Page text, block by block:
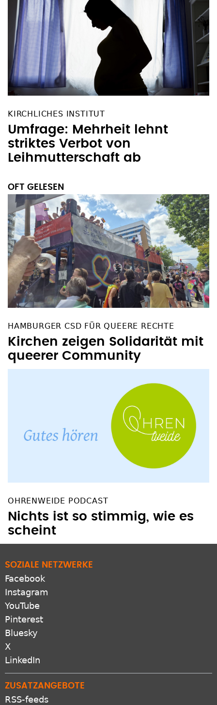
Umfrage: Mehrheit lehnt
striktes Verbot von
Leihmutterschaft ab
Kirchen zeigen Solidarität mit
queerer Community
Nichts ist so stimmig, wie es
scheint
Facebook
Instagram
YouTube
Pinterest
Bluesky
X
LinkedIn
RSS-feeds